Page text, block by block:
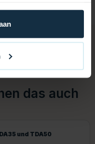
das auch
(Paar)